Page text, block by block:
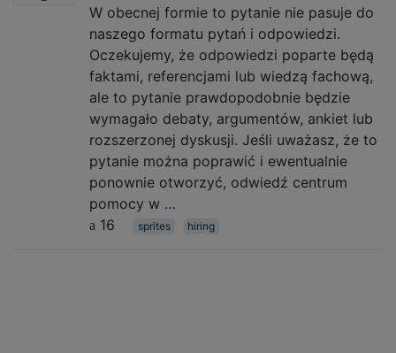
W obecnej formie to pytanie nie pasuje do
naszego formatu pytań i odpowiedzi.
Oczekujemy, że odpowiedzi poparte będą
faktami, referencjami lub wiedzą fachową,
ale to pytanie prawdopodobnie będzie
wymagało debaty, argumentów, ankiet lub
rozszerzonej dyskusji. Jeśli uważasz, że to
pytanie można poprawić i ewentualnie
ponownie otworzyć, odwiedź centrum
pomocy w …
16
sprites hiring